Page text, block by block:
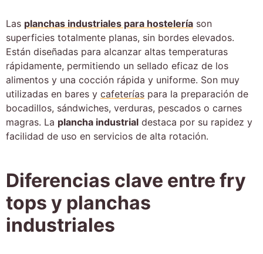
Las planchas industriales para hostelería son
superficies totalmente planas, sin bordes elevados.
Están diseñadas para alcanzar altas temperaturas
rápidamente, permitiendo un sellado eficaz de los
alimentos y una cocción rápida y uniforme. Son muy
utilizadas en bares y cafeterías para la preparación de
bocadillos, sándwiches, verduras, pescados o carnes
magras. La plancha industrial destaca por su rapidez y
facilidad de uso en servicios de alta rotación.
Diferencias clave entre fry
tops y planchas
industriales